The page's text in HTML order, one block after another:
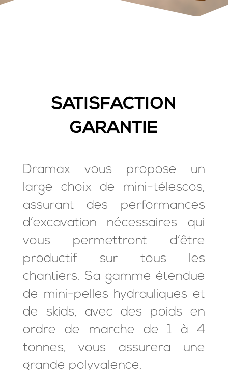
SATISFACTION
GARANTIE
Dramax vous propose un
large choix de mini-télescos,
assurant des performances
d’excavation nécessaires qui
vous permettront d’être
productif sur tous les
chantiers. Sa gamme étendue
de mini-pelles hydrauliques et
de skids, avec des poids en
ordre de marche de 1 à 4
tonnes, vous assurera une
grande polyvalence.